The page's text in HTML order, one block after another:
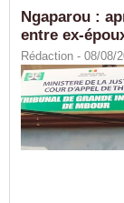
Ngaparou :
entre ex-
Rédaction - 08/08/